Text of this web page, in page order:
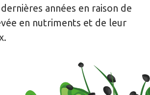
années en raison de
en nutriments et de leur